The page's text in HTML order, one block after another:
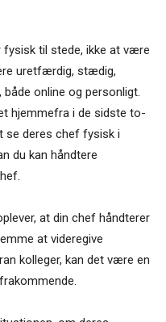
fysisk til stede, ikke at være
uretfærdig, stædig,
online og personligt.
hjemmefra i de sidste to-
se deres chef fysisk i
du kan håndtere
at din chef håndterer
at videregive
kolleger, kan det være en